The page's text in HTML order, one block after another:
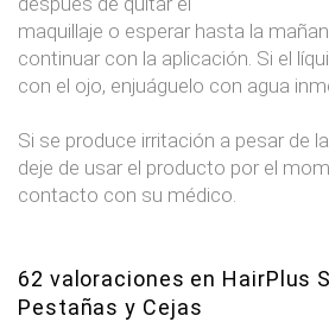
maquillaje o esperar hasta la
continuar con la aplicación. Si el
con el ojo, enjuáguelo con agua
Si se produce irritación a pesar de
deje de usar el producto por el
contacto con su médico.
62 valoraciones en HairPlus
Pestañas y Cejas